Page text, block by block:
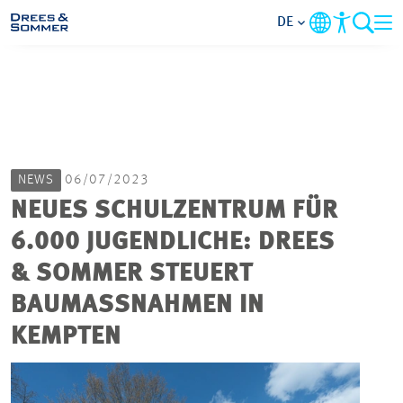
IM FOKUS
KARRIERE
KONTAKT
DE
NEWS 06/07/2023
NEUES SCHULZENTRUM FÜR
6.000 JUGENDLICHE: DREES
& SOMMER STEUERT
BAUMASSNAHMEN IN K
EMPTEN